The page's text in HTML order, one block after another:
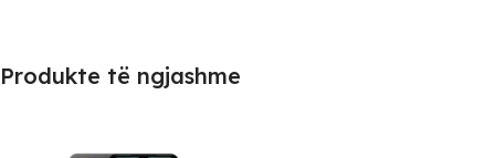
Produkte të ngjashme